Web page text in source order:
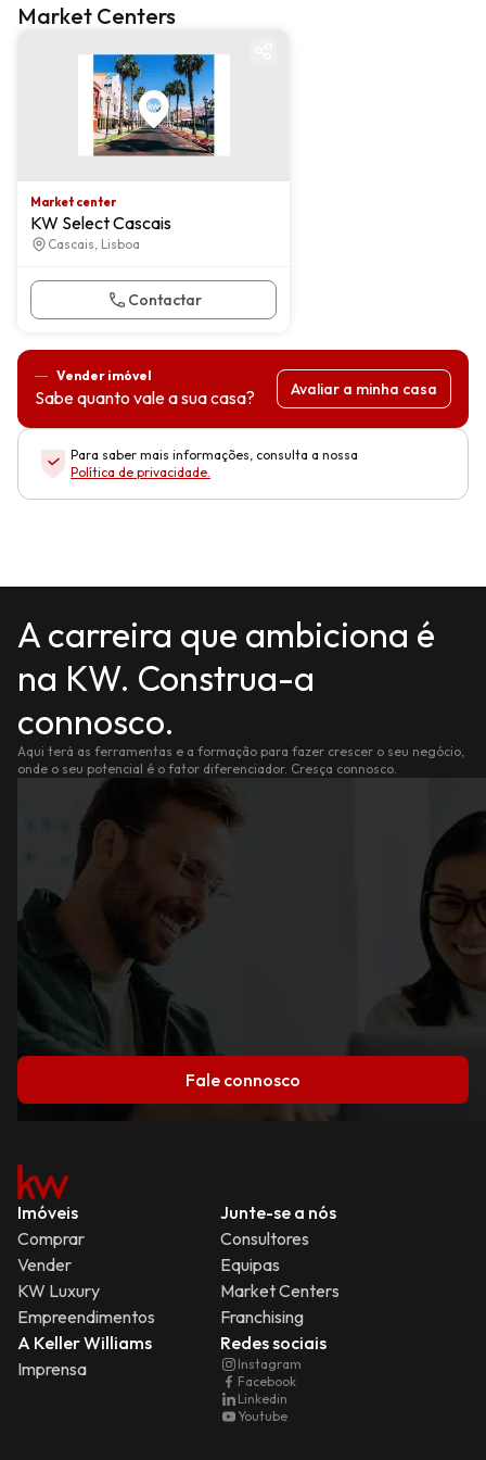
Market Centers
Market center
KW Select Cascais
Cascais, Lisboa
Contactar
Vender imóvel
Sabe quanto vale a sua casa? Avaliar a minha casa
Para saber mais informações, consulta a nossa
Política de privacidade.
A carreira que ambiciona é
na KW. Construa-a
connosco.
Aqui terá as ferramentas e a formação para fazer crescer o seu negócio,
onde o seu potencial é o fator diferenciador. Cresça connosco.
Fale connosco
Imóveis
Comprar
Vender
KW Luxury
Empreendimentos
Junte-se a nós
Consultores
Equipas
Market Centers
Franchising
A Keller Williams
Imprensa
Redes sociais
Instagram
Facebook
Linkedin
Youtube